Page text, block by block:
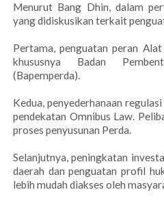
Menurut Bang Dhin, dalam
yang didiskusikan terkait
Pertama, penguatan peran
khususnya Badan
(Bapemperda).
Kedua, penyederhanaan
pendekatan Omnibus Law.
proses penyusunan Perda.
Selanjutnya, peningkatan
daerah dan penguatan profil
lebih mudah diakses oleh